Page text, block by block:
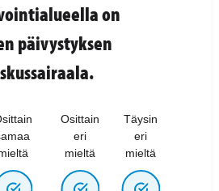
on
päivystyksen
Osittain
eri
mieltä
Täysin
eri
mieltä